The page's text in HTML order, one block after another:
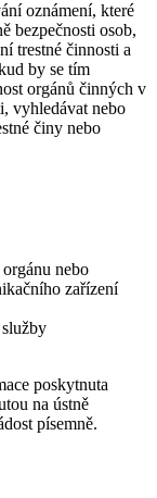
oznámení, které
bezpečnosti osob,
trestné činnosti a
by se tím
orgánů činných v
vyhledávat nebo
činy nebo
nebo
zařízení
poskytnuta
na ústně
písemně.